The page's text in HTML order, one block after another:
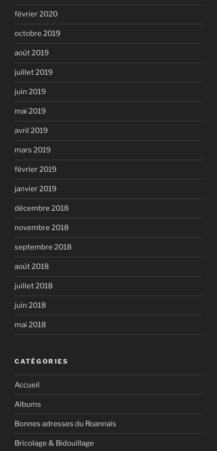
février 2020
octobre 2019
août 2019
juillet 2019
juin 2019
mai 2019
avril 2019
mars 2019
février 2019
janvier 2019
décembre 2018
novembre 2018
septembre 2018
août 2018
juillet 2018
juin 2018
mai 2018
CATÉGORIES
Accueil
Albums
Bonnes adresses du Roannais
Bricolage & Bidouillage